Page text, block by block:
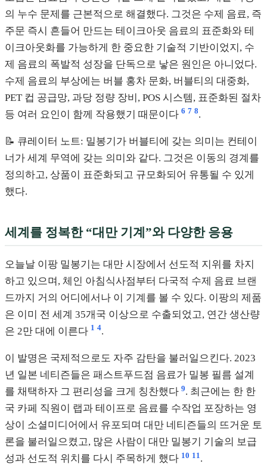
의 누수 문제를 근본적으로 해결했다. 그것은 수제 음료, 즉
주문 즉시 흔들어 만드는 테이크아웃 음료의 표준화와 테
이크아웃화를 가능하게 한 중요한 기술적 기반이었지, 수
제 음료의 폭발적 성장을 단독으로 낳은 원인은 아니었다.
수제 음료의 부상에는 버블 홍차 문화, 버블티의 대중화,
PET 컵 공급망, 과당 정량 장비, POS 시스템, 표준화된 절차
등 여러 요인이 함께 작용했기 때문이다 6 7 8.
📝 큐레이터 노트: 밀봉기가 버블티에 갖는 의미는 컨테이
너가 세계 무역에 갖는 의미와 같다. 그것은 이동의 경계를
정의하고, 상품이 표준화되고 규모화되어 유통될 수 있게
했다.
세계를 정복한 “대만 기계”와 다양한 응용
오늘날 이팡 밀봉기는 대만 시장에서 선도적 지위를 차지
하고 있으며, 체인 아침식사점부터 다국적 수제 음료 브랜
드까지 거의 어디에서나 이 기계를 볼 수 있다. 이팡의 제품
은 이미 전 세계 35개국 이상으로 수출되었고, 연간 생산량
은 2만 대에 이른다 1 4.
이 발명은 국제적으로도 자주 감탄을 불러일으킨다. 2023
년 일본 네티즌들은 패스트푸드점 음료가 밀봉 필름 설계
를 채택하자 그 편리성을 크게 칭찬했다 9. 최근에는 한 한
국 카페 직원이 랩과 테이프로 음료를 수작업 포장하는 영
상이 소셜미디어에서 유포되며 대만 네티즌들의 뜨거운 토
론을 불러일으켰고, 많은 사람이 대만 밀봉기 기술의 보급
성과 선도적 위치를 다시 주목하게 했다 10 11 .